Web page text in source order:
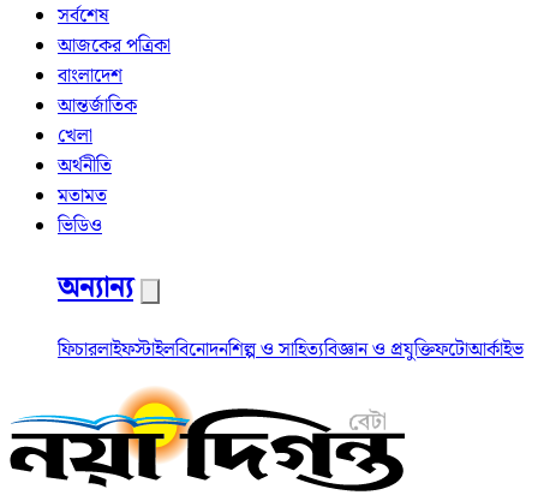
সর্বশেষ
আজকের পত্রিকা
বাংলাদেশ
আন্তর্জাতিক
খেলা
অর্থনীতি
মতামত
ভিডিও
অন্যান্য
ফিচারলাইফস্টাইলবিনোদনশিল্প ও সাহিত্যবিজ্ঞান ও প্রযুক্তিফটোআর্কাইভ